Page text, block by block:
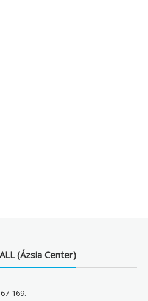
(Ázsia Center)
169.